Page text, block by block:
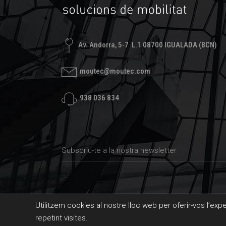
Av. Andorra, 5-7 L.1 08700 IGUALADA (BCN)
moutec@moutec.com
938 036 834
Utilitzem cookies al nostre lloc web per oferir-vos
repetint visites.